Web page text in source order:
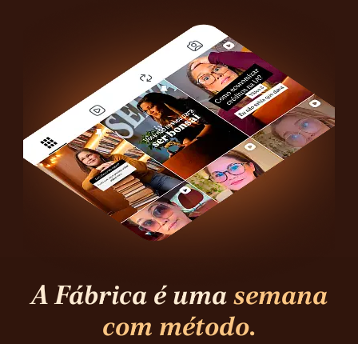
A Fábrica é umasemana
com método.